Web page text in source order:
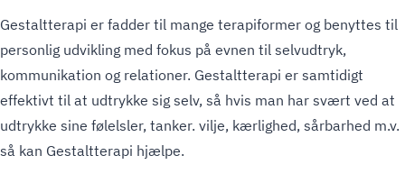
Gestaltterapi er fadder til mange terapiformer og benyttes til
personlig udvikling med fokus på evnen til selvudtryk,
kommunikation og relationer. Gestaltterapi er samtidigt
effektivt til at udtrykke sig selv, så hvis man har svært ved at
udtrykke sine følelsler, tanker. vilje, kærlighed, sårbarhed m.v.
så kan Gestaltterapi hjælpe.